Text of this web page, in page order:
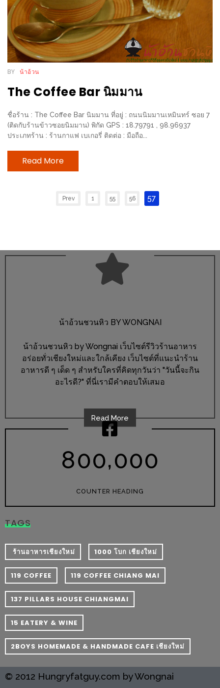
ใส
ปิ๊
งด้วย
HUAWEI
G7
สมา
โฟน
ที่
ขา
กิน
เฉพาะ
อั้น
กระทะ
ทะเล
เผา
เชียงใหม่
บาน
ปลาย
เกี่ยว
น้า
ชวน
หิว
เจ้าของ
ร้าน
แนะนำ
ร้าน
เพื่อน
BY น้าอ้วน
The Coffee Bar นิมมาน
ชื่อร้าน : The Coffee Bar นิมมาน ที่อยู่ : ถนนนิมมานเหมินทร์ ซอย 7
(ติดกับร้านข้าวซอยนิมมาน) พิกัด GPS : 18.79791 , 98.96937
ประเภทร้าน : ร้านกาแฟ เบเกอรี่ ติดต่อ : มือถือ...
Read More
Prev 1 55 56 57
น้าอ้วนชวนหิว BY WONGNAI
น้าอ้วนชวนหิว by Wongnai เว็บไซต์รีวิวร้านอาหาร
อร่อยทั่วเชียงใหม่และใกล้เคียง เว็บไซต์ที่แนะนำร้าน
อาหารดี ๆ เด็ด ๆ สำหรับใครที่คิดทุกวันว่า "วันนี้จะกิน
อะไรดี?" ที่นี่เรามีคำตอบให้เสมอ
Read More
800,000
COUNTER HEADING
TAGS
​ ร้านอาหารเชียงใหม่ 1000 โบก เชียงใหม่
119 COFFEE 119 COFFEE CHIANG MAI
137 PILLARS HOUSE CHIANGMAI
15 EATERY & WINE
2BOYS HOMEMADE & HANDMADE CAFE เชียงใหม่
© 2012 Hungryfatguy.com by Wongnai